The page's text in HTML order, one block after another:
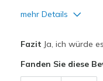
mehr Details
Hübsch
Fazit Ja, ich würde
Fanden Sie diese